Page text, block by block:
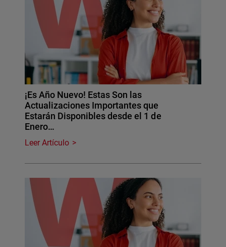
¡Es Año Nuevo! Estas Son las
Actualizaciones Importantes que
Estarán Disponibles desde el 1 de
Enero…
Leer Artículo